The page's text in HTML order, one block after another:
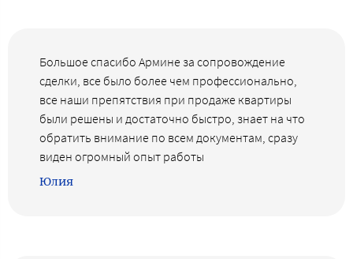
Большое спасибо Армине за сопровождение
сделки, все было более чем профессионально,
все наши препятствия при продаже квартиры
были решены и достаточно быстро, знает на что
обратить внимание по всем документам, сразу
виден огромный опыт работы
Юлия